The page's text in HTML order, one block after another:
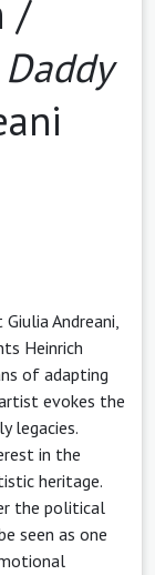
/
Daddy
Andreani,
Heinrich
of adapting
evokes the
legacies.
in the
heritage.
the political
seen as one